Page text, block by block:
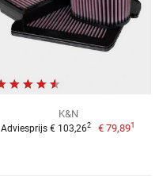
K&N
Adviesprijs € 103,262 € 79,891